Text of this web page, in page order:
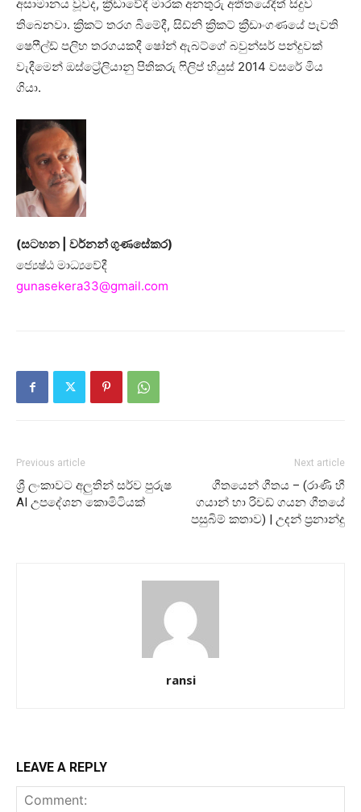
අසාමානය වූවද, ක්‍රීඩාවේදී මාරක අනතුරු අතීතයේදීත් සිදුව
තිබෙනවා. ක්‍රිකට් තරග බිමේදී, සිඩ්නි ක්‍රිකට් ක්‍රීඩාංගණයේ පැවති
ෂෙෆීල්ඩ් පලිහ තරගයකදී ෂෝන් ඇබට්ගේ බවුන්සර් පන්දුවක්
වැදීමෙන් ඔස්ට්‍රේලියානු පිතිකරු ෆිලිප් හියුස් 2014 වසරේ මිය
ගියා.
(සටහන | වර්නන් ගුණසේකර)
ජ්‍යෙෂ්ඨ මාධ්‍යවේදී
gunasekera33@gmail.com
Previous article
ශ්‍රී ලංකාවට අලුතින් සර්ව පුරුෂ
AI උපදේශන කොමිටියක්
Next article
ගීතයෙන් ගීතය – (රාණි හී
ගයාන් හා රිචඩ් ගයන ගීතයේ
පසුබිම් කතාව) | උදන් ප්‍රනාන්දු
ransi
LEAVE A REPLY